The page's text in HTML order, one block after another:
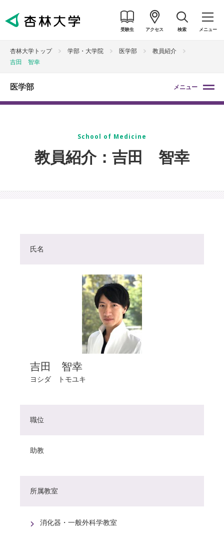
受験生 アクセス 検索 メニュー
杏林大学トップ 学部・大学院 医学部
教員紹介
吉田 智幸
医学部 メニュー
School of Medicine
教員紹介：吉田 智幸
氏名
吉田 智幸
ヨシダ トモユキ
職位
助教
所属教室
消化器・一般外科学教室